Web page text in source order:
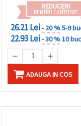
REDUCERI
PENTRU CANTITATE
26.21 Lei- 20 %5-9
22.93 Lei- 30 %10
ADAUGA IN COS